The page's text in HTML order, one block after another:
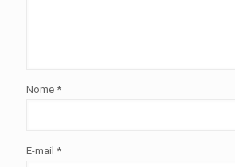
Nome *
E-mail *